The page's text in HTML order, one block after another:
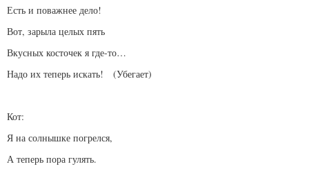
Есть и поважнее дело!
Вот, зарыла целых пять
Вкусных косточек я где-то…
Надо их теперь искать! (Убегает)
Кот:
Я на солнышке погрелся,
А теперь пора гулять.